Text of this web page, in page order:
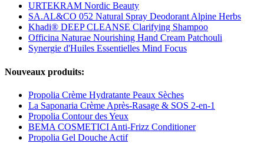
URTEKRAM Nordic Beauty
SA.AL&CO 052 Natural Spray Deodorant Alpine Herbs
Khadi® DEEP CLEANSE Clarifying Shampoo
Officina Naturae Nourishing Hand Cream Patchouli
Synergie d'Huiles Essentielles Mind Focus
Nouveaux produits:
Propolia Crème Hydratante Peaux Sèches
La Saponaria Crème Après-Rasage & SOS 2-en-1
Propolia Contour des Yeux
BEMA COSMETICI Anti-Frizz Conditioner
Propolia Gel Douche Actif